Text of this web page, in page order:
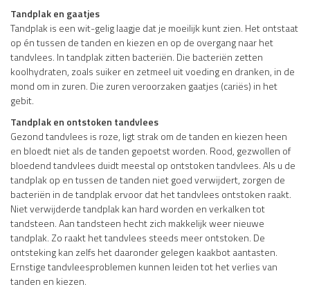
Tandplak en gaatjes
Tandplak is een wit-gelig laagje dat je moeilijk kunt zien. Het ontstaat
op én tussen de tanden en kiezen en op de overgang naar het
tandvlees. In tandplak zitten bacteriën. Die bacteriën zetten
koolhydraten, zoals suiker en zetmeel uit voeding en dranken, in de
mond om in zuren. Die zuren veroorzaken gaatjes (cariës) in het
gebit.
Tandplak en ontstoken tandvlees
Gezond tandvlees is roze, ligt strak om de tanden en kiezen heen
en bloedt niet als de tanden gepoetst worden. Rood, gezwollen of
bloedend tandvlees duidt meestal op ontstoken tandvlees. Als u de
tandplak op en tussen de tanden niet goed verwijdert, zorgen de
bacteriën in de tandplak ervoor dat het tandvlees ontstoken raakt.
Niet verwijderde tandplak kan hard worden en verkalken tot
tandsteen. Aan tandsteen hecht zich makkelijk weer nieuwe
tandplak. Zo raakt het tandvlees steeds meer ontstoken. De
ontsteking kan zelfs het daaronder gelegen kaakbot aantasten.
Ernstige tandvleesproblemen kunnen leiden tot het verlies van
tanden en kiezen.